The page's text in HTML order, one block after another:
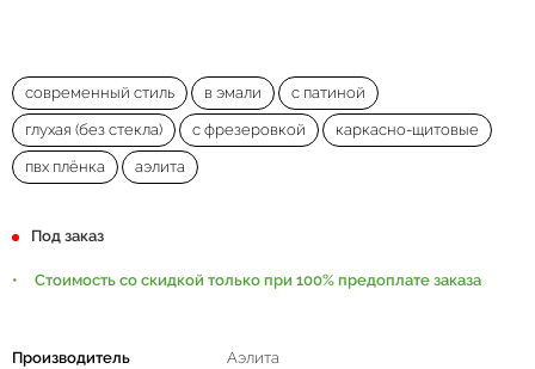
современный стиль в эмали с патиной
глухая (без стекла) с фрезеровкой каркасно-щитовые
пвх плёнка аэлита
Под заказ
Стоимость со скидкой только при 100% предоплате заказа
Производитель
Аэлита